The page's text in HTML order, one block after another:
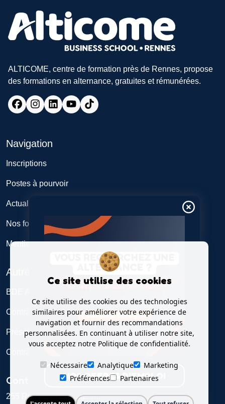
ALTICOME, centre de formation près de Rennes, propose
des formations en alternance, gratuites et rémunérées.
Navigation
Inscriptions
Postes à pourvoir
Actualités
Nos formations
Mentions légales
Autres
BDE Alticome
Contrat de professionnalisation
Présentation de l'école
Contrat d’apprentissage
Contact
255 Rue de Châteaugiron,
NOS OFFRES D'EMPLOI
Ce site utilise des cookies
Ce site utilise des cookies ou des technologies
similaires pour améliorer votre expérience de
navigation et fournir des recommandations
personnalisées. En continuant à utiliser notre site,
vous acceptez notre Politique de confidentialité.
Nécessaire Analytique
Marketing
Préférences
Partenaires